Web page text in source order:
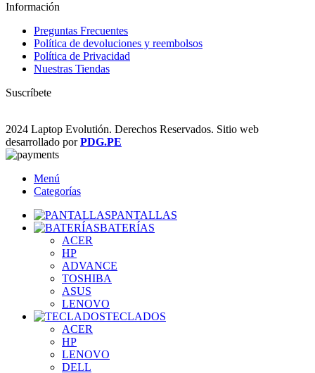
Información
Preguntas Frecuentes
Política de devoluciones y reembolsos
Política de Privacidad
Nuestras Tiendas
Suscríbete
2024 Laptop Evolutión. Derechos Reservados. Sitio web
desarrollado porPDG.PE
Menú
Categorías
PANTALLAS
BATERÍAS
ACER
HP
ADVANCE
TOSHIBA
ASUS
LENOVO
TECLADOS
ACER
HP
LENOVO
DELL